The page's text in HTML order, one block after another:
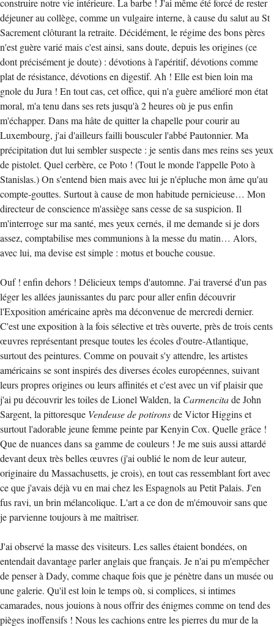
construire notre vie intérieure. La barbe ! J'ai même été forcé de rester
déjeuner au collège, comme un vulgaire interne, à cause du salut au St
Sacrement clôturant la retraite. Décidément, le régime des bons pères
n'est guère varié mais c'est ainsi, sans doute, depuis les origines (ce
dont précisément je doute) : dévotions à l'apéritif, dévotions comme
plat de résistance, dévotions en digestif. Ah ! Elle est bien loin ma
gnole du Jura ! En tout cas, cet office, qui n'a guère amélioré mon état
moral, m'a tenu dans ses rets jusqu'à 2 heures où je pus enfin
m'échapper. Dans ma hâte de quitter la chapelle pour courir au
Luxembourg, j'ai d'ailleurs failli bousculer l'abbé Pautonnier. Ma
précipitation dut lui sembler suspecte : je sentis dans mes reins ses yeux
de pistolet. Quel cerbère, ce Poto ! (Tout le monde l'appelle Poto à
Stanislas.) On s'entend bien mais avec lui je n'épluche mon âme qu'au
compte-gouttes. Surtout à cause de mon habitude pernicieuse… Mon
directeur de conscience m'assiège sans cesse de sa suspicion. Il
m'interroge sur ma santé, mes yeux cernés, il me demande si je dors
assez, comptabilise mes communions à la messe du matin… Alors,
avec lui, ma devise est simple : motus et bouche cousue.
Ouf ! enfin dehors ! Délicieux temps d'automne. J'ai traversé d'un pas
léger les allées jaunissantes du parc pour aller enfin découvrir
l'Exposition américaine après ma déconvenue de mercredi dernier.
C'est une exposition à la fois sélective et très ouverte, près de trois cents
œuvres représentant presque toutes les écoles d'outre-Atlantique,
surtout des peintures. Comme on pouvait s'y attendre, les artistes
américains se sont inspirés des diverses écoles européennes, suivant
leurs propres origines ou leurs affinités et c'est avec un vif plaisir que
j'ai pu découvrir les toiles de Lionel Walden, la Carmencitade John
Sargent, la pittoresque Vendeuse de potironsde Victor Higgins et
surtout l'adorable jeune femme peinte par Kenyin Cox. Quelle grâce !
Que de nuances dans sa gamme de couleurs ! Je me suis aussi attardé
devant deux très belles œuvres (j'ai oublié le nom de leur auteur,
originaire du Massachusetts, je crois), en tout cas ressemblant fort avec
ce que j'avais déjà vu en mai chez les Espagnols au Petit Palais. J'en
fus ravi, un brin mélancolique. L'art a ce don de m'émouvoir sans que
je parvienne toujours à me maîtriser.
J'ai observé la masse des visiteurs. Les salles étaient bondées, on
entendait davantage parler anglais que français. Je n'ai pu m'empêcher
de penser à Dady, comme chaque fois que je pénètre dans un musée ou
une galerie. Qu'il est loin le temps où, si complices, si intimes
camarades, nous jouions à nous offrir des énigmes comme on tend des
pièges inoffensifs ! Nous les cachions entre les pierres du mur de la